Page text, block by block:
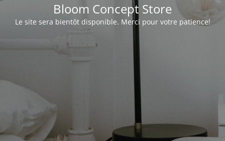
Bloom Concept Store
Le site sera bientôt disponible. Merci pour votre patience!